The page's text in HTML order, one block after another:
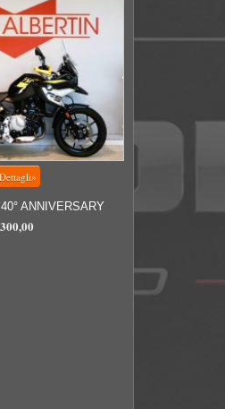
ANNIVERSARY